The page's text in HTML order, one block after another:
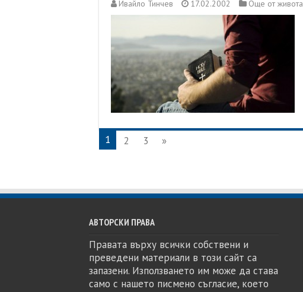
Ивайло Тинчев 17.02.2002 Още от живота
1 2 3 »
АВТОРСКИ ПРАВА
Правата върху всички собствени и
преведени материали в този сайт са
запазени. Използването им може да става
само с нашето писмено съгласие, което